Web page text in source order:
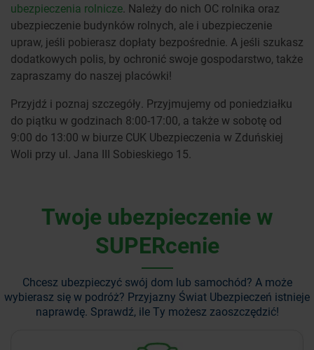
ubezpieczenia rolnicze. Należy do nich OC rolnika oraz
ubezpieczenie budynków rolnych, ale i ubezpieczenie
upraw, jeśli pobierasz dopłaty bezpośrednie. A jeśli szukasz
dodatkowych polis, by ochronić swoje gospodarstwo, także
zapraszamy do naszej placówki!
Przyjdź i poznaj szczegóły. Przyjmujemy od poniedziałku
do piątku w godzinach 8:00-17:00, a także w sobotę od
9:00 do 13:00 w biurze CUK Ubezpieczenia w Zduńskiej
Woli przy ul. Jana III Sobieskiego 15.
Twoje ubezpieczenie w
SUPERcenie
Chcesz ubezpieczyć swój dom lub samochód? A może
wybierasz się w podróż? Przyjazny Świat Ubezpieczeń istnieje
naprawdę. Sprawdź, ile Ty możesz zaoszczędzić!